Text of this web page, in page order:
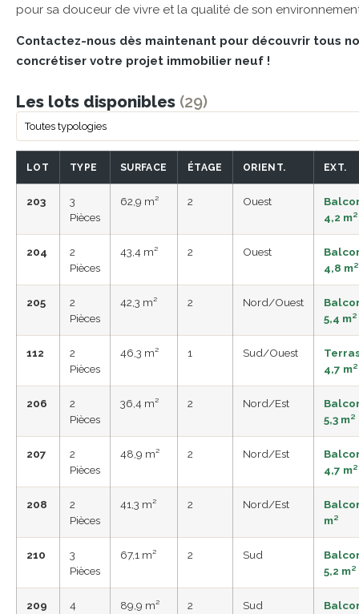
pour sa douceur de vivre et la qualité de son
Contactez-nous dès maintenant pour découvrir tous
concrétiser votre projet immobilier neuf !
Les lots disponibles (29)
LOT TYPE SURFACE ÉTAGE ORIENT. EXT.
203
3
Pièces
62,9 m² 2 Ouest
4,2 m²
204
2
Pièces
43,4 m² 2 Ouest
4,8 m²
205
2
Pièces
42,3 m² 2 Nord/Ouest
5,4 m²
112
2
Pièces
46,3 m² 1 Sud/Ouest
4,7 m²
206
2
Pièces
36,4 m² 2 Nord/Est
5,3 m²
207
2
Pièces
48,9 m² 2 Nord/Est
4,7 m²
208
2
Pièces
41,3 m² 2 Nord/Est
m²
210
3
Pièces
67,1 m² 2 Sud
5,2 m²
209
4
89,9 m² 2 Sud